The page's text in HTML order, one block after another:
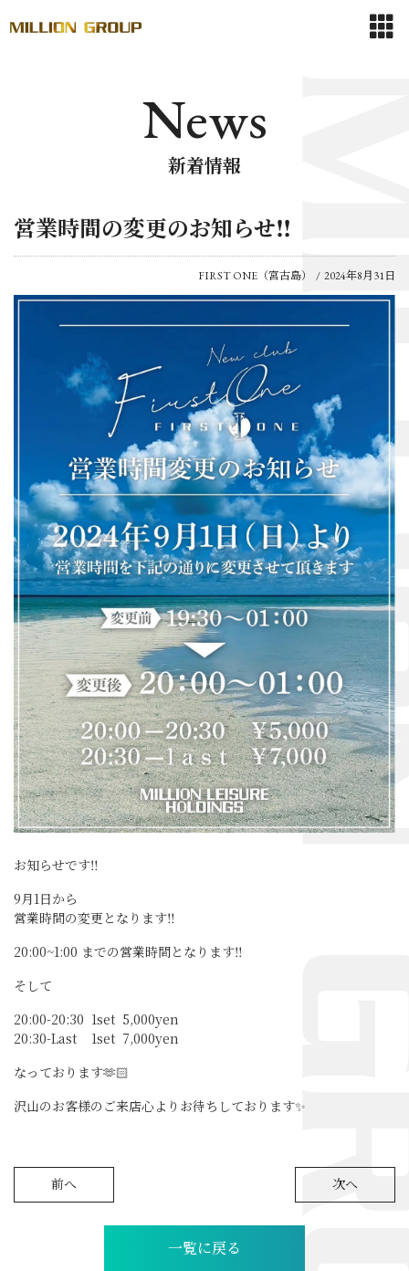
News
新着情報
営業時間の変更のお知らせ‼️
FIRST ONE（宮古島） 2024年8月31日
お知らせです‼️
9月1日から
営業時間の変更となります‼️
20:00~1:00 までの営業時間となります‼️
そして
20:00-20:30 1set 5,000yen
20:30-Last 1set 7,000yen
なっております🫶🏻
沢山のお客様のご来店心よりお待ちしております✨
前へ 次へ
一覧に戻る